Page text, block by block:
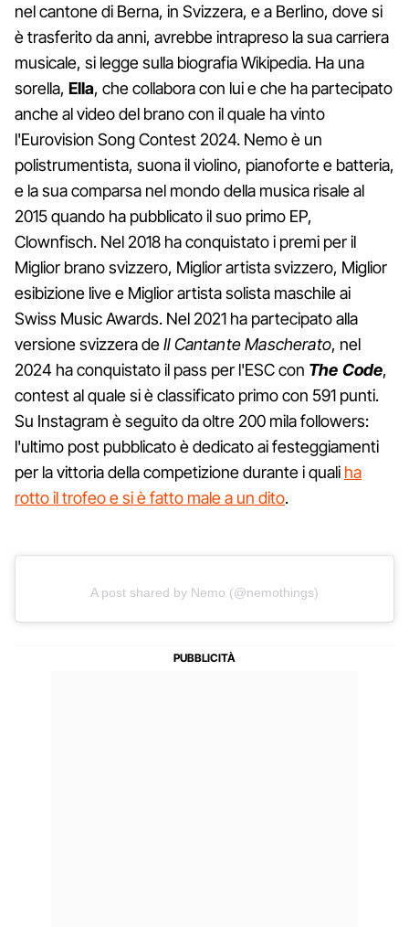
nel cantone di Berna, in Svizzera, e a Berlino, dove si
è trasferito da anni, avrebbe intrapreso la sua carriera
musicale, si legge sulla biografia Wikipedia. Ha una
sorella, Ella, che collabora con lui e che ha partecipato
anche al video del brano con il quale ha vinto
l'Eurovision Song Contest 2024. Nemo è un
polistrumentista, suona il violino, pianoforte e batteria,
e la sua comparsa nel mondo della musica risale al
2015 quando ha pubblicato il suo primo EP,
Clownfisch. Nel 2018 ha conquistato i premi per il
Miglior brano svizzero, Miglior artista svizzero, Miglior
esibizione live e Miglior artista solista maschile ai
Swiss Music Awards. Nel 2021 ha partecipato alla
versione svizzera deIl Cantante Mascherato, nel
2024 ha conquistato il pass per l'ESC con The Code,
contest al quale si è classificato primo con 591 punti.
Su Instagram è seguito da oltre 200 mila followers:
l'ultimo post pubblicato è dedicato ai festeggiamenti
per la vittoria della competizione durante i quali ha
rotto il trofeo e si è fatto male a un dito.
A post shared by Nemo (@nemothings)